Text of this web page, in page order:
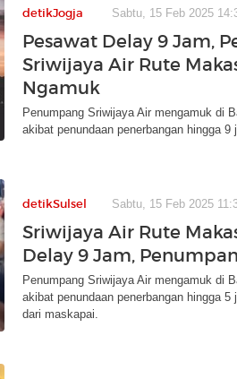
detikJogja Sabtu, 15 Feb 2025
Pesawat Delay 9 Jam,
Sriwijaya Air Rute
Ngamuk
Penumpang Sriwijaya Air mengamuk di
akibat penundaan penerbangan hingga 9
detikSulsel Sabtu, 15 Feb 2025
Sriwijaya Air Rute
Delay 9 Jam,
Penumpang Sriwijaya Air mengamuk di
akibat penundaan penerbangan hingga
dari maskapai.